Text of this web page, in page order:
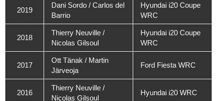
2019
Dani Sordo / Carlos del
Barrio
Hyundai i20 Coupe
WRC
2018
Thierry Neuville /
Nicolas Gilsoul
Hyundai i20 Coupe
WRC
2017
Ott Tänak / Martin
Järveoja
Ford Fiesta WRC
2016
Thierry Neuville /
Nicolas Gilsoul
Hyundai i20 WRC